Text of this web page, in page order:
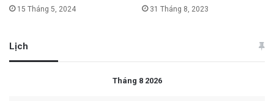
15 Tháng 5, 2024 31 Tháng 8, 2023
Lịch
Tháng 8 2026